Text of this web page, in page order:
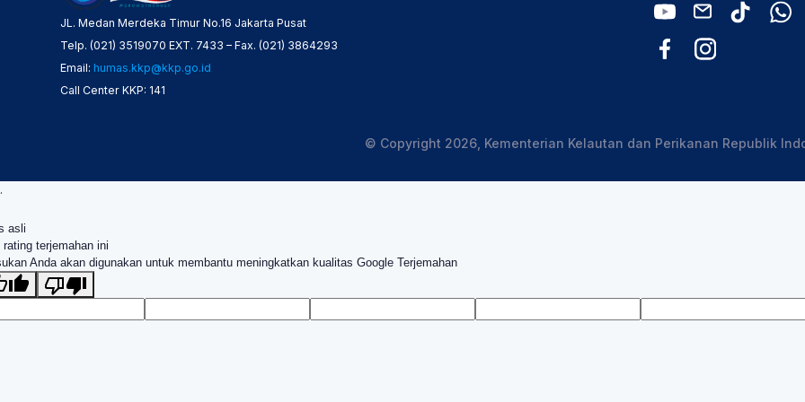
JL. Medan Merdeka Timur No.16 Jakarta Pusat
Telp. (021) 3519070 EXT. 7433 – Fax. (021) 3864293
Email: humas.kkp@kkp.go.id
Call Center KKP: 141
© Copyright 2026, Kementerian Kelautan dan Perikanan Republik
.
asli
rating terjemahan ini
Anda akan digunakan untuk membantu meningkatkan kualitas Google Terjemahan